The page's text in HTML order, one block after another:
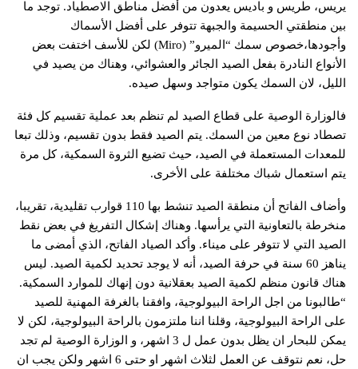
يريس، طريس و باديس يعدون من أفضل مناطق الاصطياد. توجد ما
بين منطقتي الحسيمة والجبهة تتوفر على أفضل الأسماك
وأجودها،خصوص سمك “الميرو” (Miro) لكن للأسف اختفت بعض
الأنواع النادرة بفعل الصيد الجائر والعشوائي، وهناك من يصيد في
الليل، لان السمك يكون متواجد وسهل صيده.
فالوزارة الوصية على قطاع الصيد لم تنظم بعد عملية تقسيم كل فئة
تصطاد نوع معين من السمك. يتم الصيد فقط بدون تقسيم، وذلك تبعا
للمعدات المستعملة في الصيد، حيث تضيع الثروة السمكية، كل مرة
يتم استعمال شباك مختلفة على الأخرى.
وأضاف الفاتح أن منطقة الصيد تنشط بها 110 قوارب تقليدية، تقريبا،
منخرطة بالتعاونية التي يرأسها. وهناك إشكال التفريغ في بعض نقط
الصيد التي لا تتوفر على ميناء. وأكد الصياد الفاتح، الذي أمضى ما
يناهز 60 سنة في حرفة الصيد، أنه لا يوجد تحديد لكمية الصيد. ليس
هناك قانون منظم لكمية الصيد بعقلانية دون إنهاك للموارد السمكية.
“طالبونا من اجل الراحة البيولوجية، وافقنا بالغرفة المهنية للصيد
على الراحة البيولوجية، وقلنا اننا ملتزمون بالراحة البيولوجية، لكن لا
يمكن للبحار ان يظل بدون عمل ل 3 اشهر، و الوزارة الوصية لم تجد
حل، نعم نتوقف عن العمل لثلاث اشهر او حتى 6 اشهر ولكن يجب ان